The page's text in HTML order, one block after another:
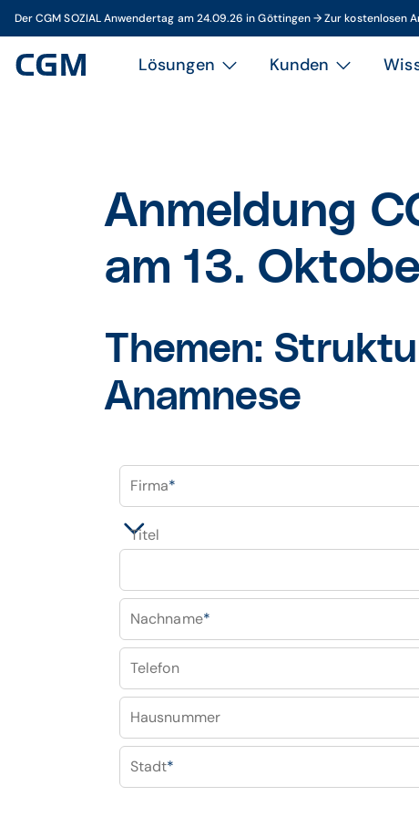
Der CGM SOZIAL Anwendertag am 24.09.26 in Göttingen → Zur kostenlosen
Lösungen Kunden
Anmeldung
am 13.
Themen:
Anamnese
Firma*
Titel
Nachname*
Telefon
Hausnummer
Stadt*